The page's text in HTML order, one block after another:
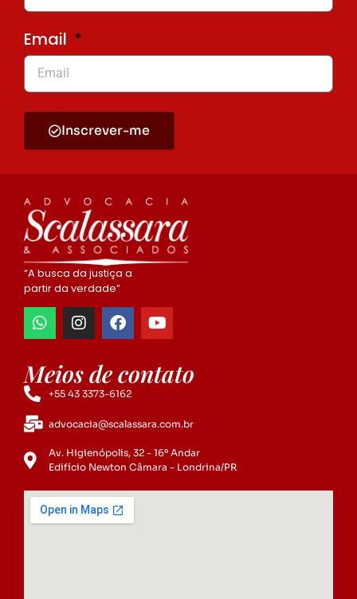
Email
Inscrever-me
“A busca da justiça a
partir da verdade”
Meios de contato
+55 43 3373-6162
advocacia@scalassara.com.br
Av. Higienópolis, 32 - 16º Andar
Edifício Newton Câmara - Londrina/PR